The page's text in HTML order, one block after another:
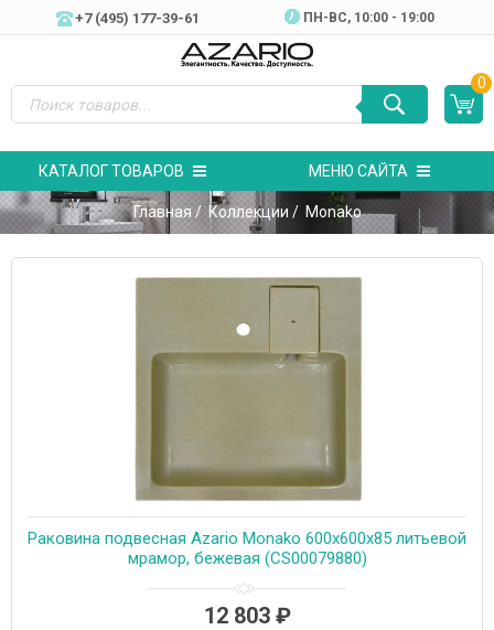
+7 (495) 177-39-61 ПН-ВC, 10:00 - 19:00
0
КАТАЛОГ ТОВАРОВ МЕНЮ САЙТА
Главная/Коллекции / Monako
Раковина подвесная Azario Monako 600х600х85 литьевой
мрамор, бежевая (CS00079880)
12 803 ₽